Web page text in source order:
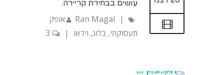
עושים בבחירת קריירה.
Ran Magal |
אופק
תעסוקתי, בלוג, וידאו |